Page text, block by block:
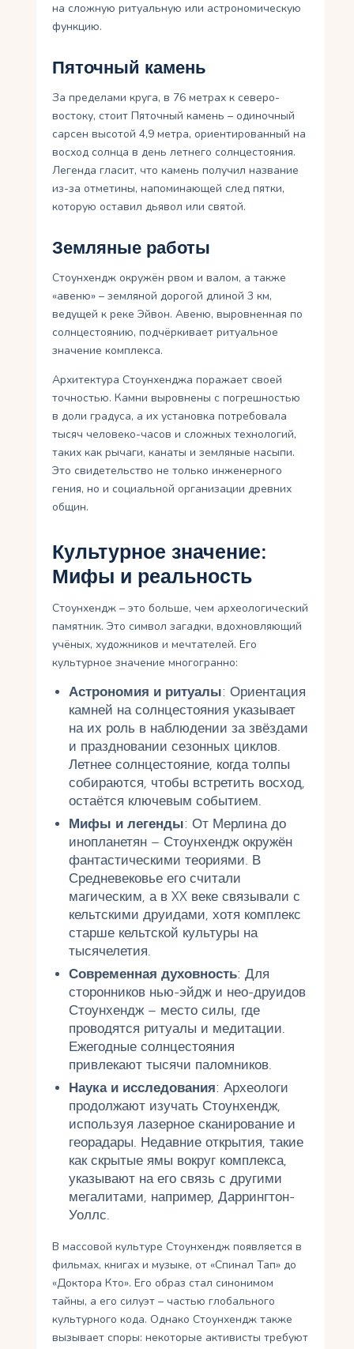
на сложную ритуальную или астрономическую
функцию.
Пяточный камень
За пределами круга, в 76 метрах к северо-
востоку, стоит Пяточный камень – одиночный
сарсен высотой 4,9 метра, ориентированный на
восход солнца в день летнего солнцестояния.
Легенда гласит, что камень получил название
из-за отметины, напоминающей след пятки,
которую оставил дьявол или святой.
Земляные работы
Стоунхендж окружён рвом и валом, а также
«авеню» – земляной дорогой длиной 3 км,
ведущей к реке Эйвон. Авеню, выровненная по
солнцестоянию, подчёркивает ритуальное
значение комплекса.
Архитектура Стоунхенджа поражает своей
точностью. Камни выровнены с погрешностью
в доли градуса, а их установка потребовала
тысяч человеко-часов и сложных технологий,
таких как рычаги, канаты и земляные насыпи.
Это свидетельство не только инженерного
гения, но и социальной организации древних
общин.
Культурное значение:
Мифы и реальность
Стоунхендж – это больше, чем археологический
памятник. Это символ загадки, вдохновляющий
учёных, художников и мечтателей. Его
культурное значение многогранно:
Астрономия и ритуалы: Ориентация
камней на солнцестояния указывает
на их роль в наблюдении за звёздами
и праздновании сезонных циклов.
Летнее солнцестояние, когда толпы
собираются, чтобы встретить восход,
остаётся ключевым событием.
Мифы и легенды: От Мерлина до
инопланетян – Стоунхендж окружён
фантастическими теориями. В
Средневековье его считали
магическим, а в XX веке связывали с
кельтскими друидами, хотя комплекс
старше кельтской культуры на
тысячелетия.
Современная духовность: Для
сторонников нью-эйдж и нео-друидов
Стоунхендж – место силы, где
проводятся ритуалы и медитации.
Ежегодные солнцестояния
привлекают тысячи паломников.
Наука и исследования: Археологи
продолжают изучать Стоунхендж,
используя лазерное сканирование и
георадары. Недавние открытия, такие
как скрытые ямы вокруг комплекса,
указывают на его связь с другими
мегалитами, например, Даррингтон-
Уоллс.
В массовой культуре Стоунхендж появляется в
фильмах, книгах и музыке, от «Спинал Тап» до
«Доктора Кто». Его образ стал синонимом
тайны, а его силуэт – частью глобального
культурного кода. Однако Стоунхендж также
вызывает споры: некоторые активисты требуют